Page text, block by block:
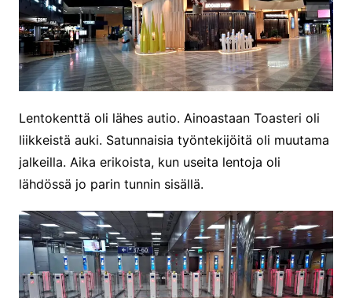
Lentokenttä oli lähes autio. Ainoastaan Toasteri oli
liikkeistä auki. Satunnaisia työntekijöitä oli muutama
jalkeilla. Aika erikoista, kun useita lentoja oli
lähdössä jo parin tunnin sisällä.